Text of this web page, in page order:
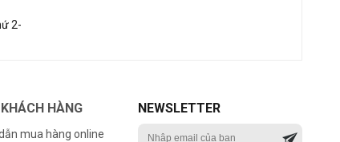
2-
HÀNG
mua hàng online
NEWSLETTER